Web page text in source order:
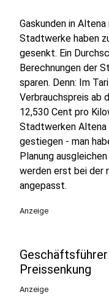
Gaskunden in
Stadtwerke haben
gesenkt. Ein
Berechnungen der
sparen. Denn: Im
Verbrauchspreis ab
12,530 Cent pro
Stadtwerken Altena
gestiegen - man
Planung
werden erst bei der
angepasst.
Anzeige
Preissenkung
Anzeige